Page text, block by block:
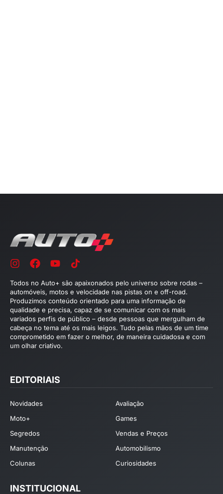
Todos no Auto+ são apaixonados pelo universo sobre rodas –
automóveis, motos e velocidade nas pistas on e off-road.
Produzimos conteúdo orientado para uma informação de
qualidade e precisa, capaz de se comunicar com os mais
variados perfis de público – desde pessoas que mergulham de
cabeça no tema até os mais leigos. Tudo pelas mãos de um time
comprometido em fazer o melhor, de maneira cuidadosa e com
um olhar criativo.
EDITORIAIS
Novidades
Avaliação
Moto+
Games
Segredos
Vendas e Preços
Manutenção
Automobilismo
Colunas
Curiosidades
INSTITUCIONAL